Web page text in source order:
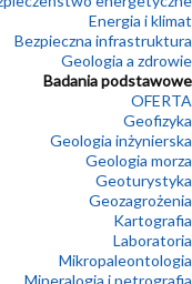
Energia i klimat
Bezpieczna infrastruktura
Geologia a zdrowie
Badania podstawowe
OFERTA
Geofizyka
Geologia inżynierska
Geologia morza
Geoturystyka
Geozagrożenia
Kartografia
Laboratoria
Mikropaleontologia